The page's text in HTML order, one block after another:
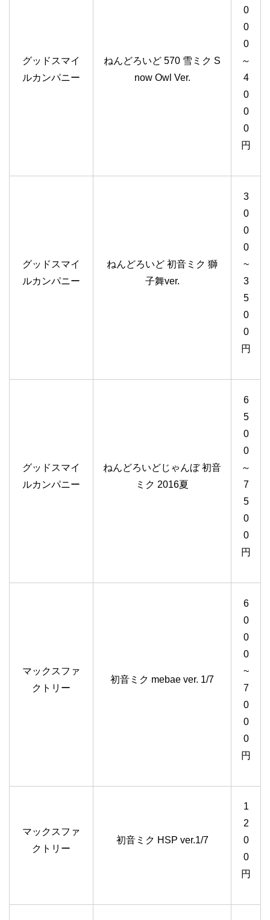
グッドスマイ
ルカンパニー
ねんどろいど 570 雪ミク S
now Owl Ver.
0
0
0
～
4
0
0
0
円
グッドスマイ
ルカンパニー
ねんどろいど 初音ミク 獅
子舞ver.
3
0
0
0
~
3
5
0
0
円
グッドスマイ
ルカンパニー
ねんどろいどじゃんぼ 初音
ミク 2016夏
6
5
0
0
～
7
5
0
0
円
マックスファ
クトリー
初音ミク mebae ver. 1/7
6
0
0
0
~
7
0
0
0
円
マックスファ
クトリー
初音ミク HSP ver.1/7
1
2
0
0
円